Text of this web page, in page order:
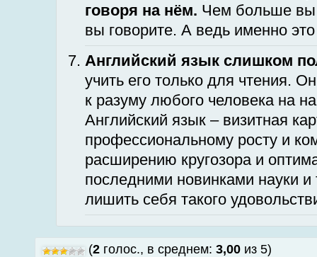
говоря на нём. Чем больше вы
вы говорите. А ведь именно
Английский язык слишком
учить его только для чтения.
к разуму любого человека на
Английский язык – визитная
профессиональному росту и
расширению кругозора и
последними новинками науки
лишить себя такого
(2 голос., в среднем: 3,00 из 5)